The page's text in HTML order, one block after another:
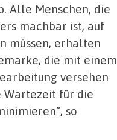
Alle Menschen, die
machbar ist, auf
müssen, erhalten
die mit einem
versehen
Wartezeit für die
so